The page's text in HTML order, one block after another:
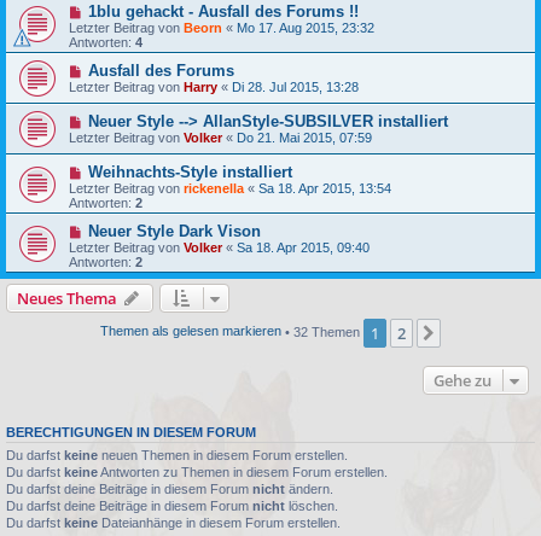
1blu gehackt - Ausfall des Forums !!
Letzter Beitrag von Beorn « Mo 17. Aug 2015, 23:32
Antworten: 4
Ausfall des Forums
Letzter Beitrag von Harry « Di 28. Jul 2015, 13:28
Neuer Style --> AllanStyle-SUBSILVER installiert
Letzter Beitrag von Volker« Do 21. Mai 2015, 07:59
Weihnachts-Style installiert
Letzter Beitrag von rickenella « Sa 18. Apr 2015, 13:54
Antworten: 2
Neuer Style Dark Vison
Letzter Beitrag von Volker« Sa 18. Apr 2015, 09:40
Antworten: 2
Neues Thema
Themen als gelesen markieren • 32 Themen 1 2
Gehe zu
BERECHTIGUNGEN IN DIESEM FORUM
Du darfst keine neuen Themen in diesem Forum erstellen.
Du darfst keineAntworten zu Themen in diesem Forum erstellen.
Du darfst deine Beiträge in diesem Forum nicht ändern.
Du darfst deine Beiträge in diesem Forum nicht löschen.
Du darfst keine Dateianhänge in diesem Forum erstellen.